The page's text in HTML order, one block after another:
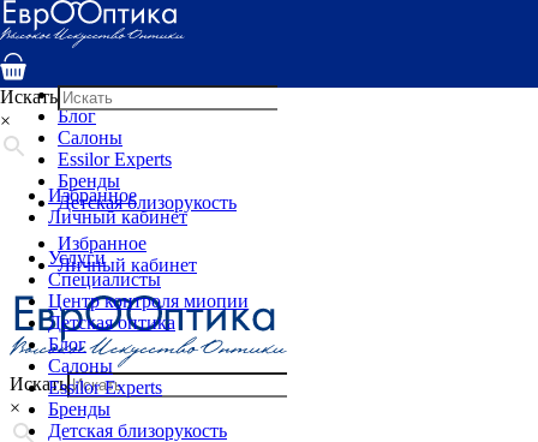
Услуги
Специалисты
Детская оптика
Блог
Салоны
Essilor Experts
Бренды
Детская близорукость
Избранное
Личный кабинет
Искать
×
Искать
×
Избранное
Личный кабинет
Услуги
Специалисты
Центр контроля миопии
Детская оптика
Блог
Салоны
Essilor Experts
Бренды
Детская близорукость